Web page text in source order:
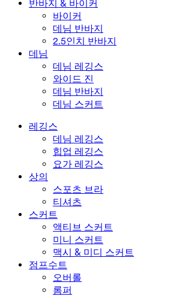
반바지 & 바이커
바이커
데님 반바지
2.5인치 반바지
데님
데님 레깅스
와이드 진
데님 반바지
데님 스커트
레깅스
데님 레깅스
힙업 레깅스
요가 레깅스
상의
스포츠 브라
티셔츠
스커트
액티브 스커트
미니 스커트
맥시 & 미디 스커트
점프수트
오버롤
롬퍼